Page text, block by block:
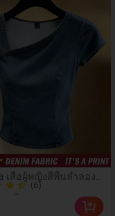
เสื้อผู้หญิงสีพื้นลำลอง
ะสงค์สำหรับใส่ประจำ
(6)
ยแล้ว
แล้ว